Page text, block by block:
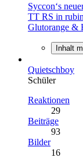
Syccon‘s
TT RS in
Glutorange &
Inhalt
Quietschboy
Schüler
Reaktionen
29
Beiträge
93
Bilder
16